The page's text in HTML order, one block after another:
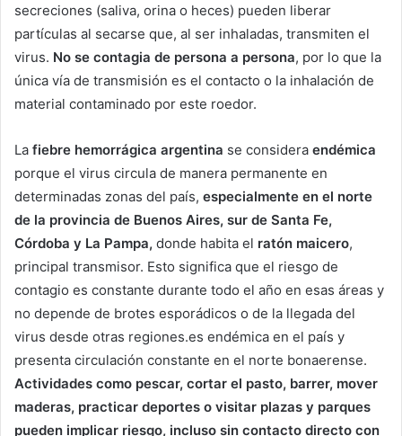
secreciones (saliva, orina o heces) pueden liberar
partículas al secarse que, al ser inhaladas, transmiten el
virus. No se contagia de persona a persona, por lo que la
única vía de transmisión es el contacto o la inhalación de
material contaminado por este roedor.
La fiebre hemorrágica argentina se considera endémica
porque el virus circula de manera permanente en
determinadas zonas del país, especialmente en el norte
de la provincia de Buenos Aires, sur de Santa Fe,
Córdoba y La Pampa, donde habita el ratón maicero,
principal transmisor. Esto significa que el riesgo de
contagio es constante durante todo el año en esas áreas y
no depende de brotes esporádicos o de la llegada del
virus desde otras regiones.es endémica en el país y
presenta circulación constante en el norte bonaerense.
Actividades como pescar, cortar el pasto, barrer, mover
maderas, practicar deportes o visitar plazas y parques
pueden implicar riesgo, incluso sin contacto directo con